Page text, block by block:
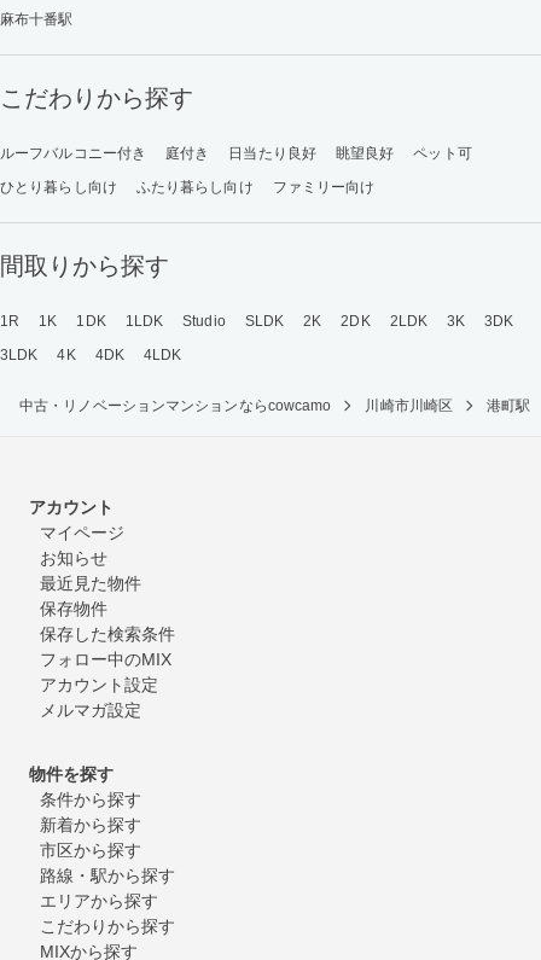
麻布十番駅
こだわりから探す
ルーフバルコニー付き 庭付き 日当たり良好 眺望良好
ペット可
ひとり暮らし向け
ふたり暮らし向け ファミリー向け
間取りから探す
1R 1K 1DK 1LDK Studio SLDK 2K 2DK 2LDK 3K
3DK
3LDK
4K 4DK 4LDK
中古・リノベーションマンションならcowcamo 川崎市川崎区 港町駅
アカウント
マイページ
お知らせ
最近見た物件
保存物件
保存した検索条件
フォロー中のMIX
アカウント設定
メルマガ設定
物件を探す
条件から探す
新着から探す
市区から探す
路線・駅から探す
エリアから探す
こだわりから探す
MIXから探す